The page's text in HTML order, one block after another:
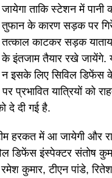
जायेगा ताकि स्टेशन में पानी
तुफान के कारण सड़क पर
तत्काल काटकर सड़क
के इंतजाम तैयार रखे जायेंगे.
न इसके लिए सिविल डिफेंस के
प्रभावित यात्रियों को
दे दी गई है.
हरकत में आ जायेगी और
डिफेंस इंस्पेक्टर संतोष
कुमार, टीएन पांडे,